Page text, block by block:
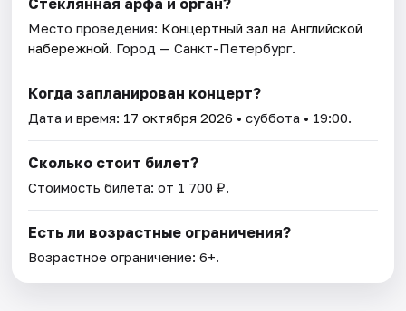
Стеклянная арфа и орган?
Место проведения: Концертный зал на Английской
набережной. Город — Санкт-Петербург.
Когда запланирован концерт?
Дата и время: 17 октября 2026 • суббота • 19:00.
Сколько стоит билет?
Стоимость билета: от 1 700 ₽.
Есть ли возрастные ограничения?
Возрастное ограничение: 6+.